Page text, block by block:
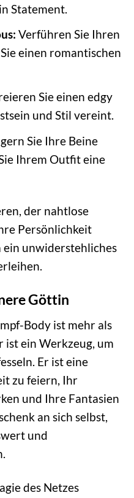
Statement.
Verführen Sie Ihren
einen romantischen
Sie einen edgy
und Stil vereint.
Sie Ihre Beine
Ihrem Outfit eine
der nahtlose
Persönlichkeit
unwiderstehliches
Göttin
Body ist mehr als
ist ein Werkzeug, um
Er ist eine
zu feiern, Ihr
und Ihre Fantasien
an sich selbst,
und
des Netzes